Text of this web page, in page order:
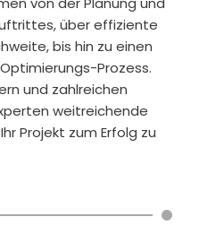
über effiziente
bis hin zu einen
Prozess.
und zahlreichen
weitreichende
Projekt zum Erfolg zu